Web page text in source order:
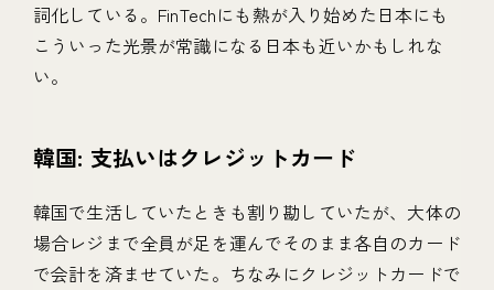
詞化している。FinTechにも熱が入り始めた日本にも
こういった光景が常識になる日本も近いかもしれな
い。
韓国: 支払いはクレジットカード
韓国で生活していたときも割り勘していたが、大体の
場合レジまで全員が足を運んでそのまま各自のカード
で会計を済ませていた。ちなみにクレジットカードで